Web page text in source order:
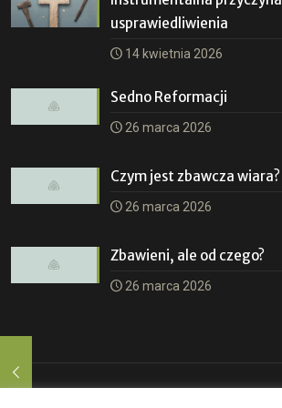
usprawiedliwienia
14 kwietnia 2026
Sedno Reformacji
26 marca 2026
Czym jest zbawcza wiara?
26 marca 2026
Zbawieni, ale od czego?
26 marca 2026